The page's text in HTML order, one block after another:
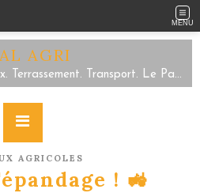
MENU
AGRI
Travaux agricoles et ruraux. Terrassement. Transport. Le Parc/Sartilly Baie Bocage/Servon. Tel 02.33.48.59.63
AGRICOLES
! 🚜